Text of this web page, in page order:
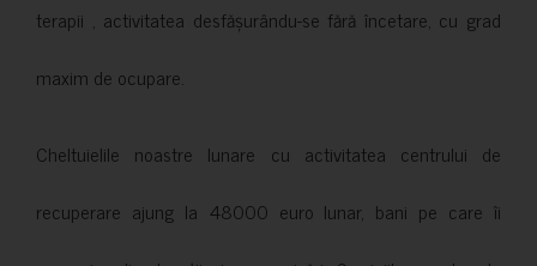
terapii , activitatea desfășurându-se fără încetare, cu grad
maxim de ocupare.
Cheltuielile noastre lunare cu activitatea centrului de
recuperare ajung la 48000 euro lunar, bani pe care îi